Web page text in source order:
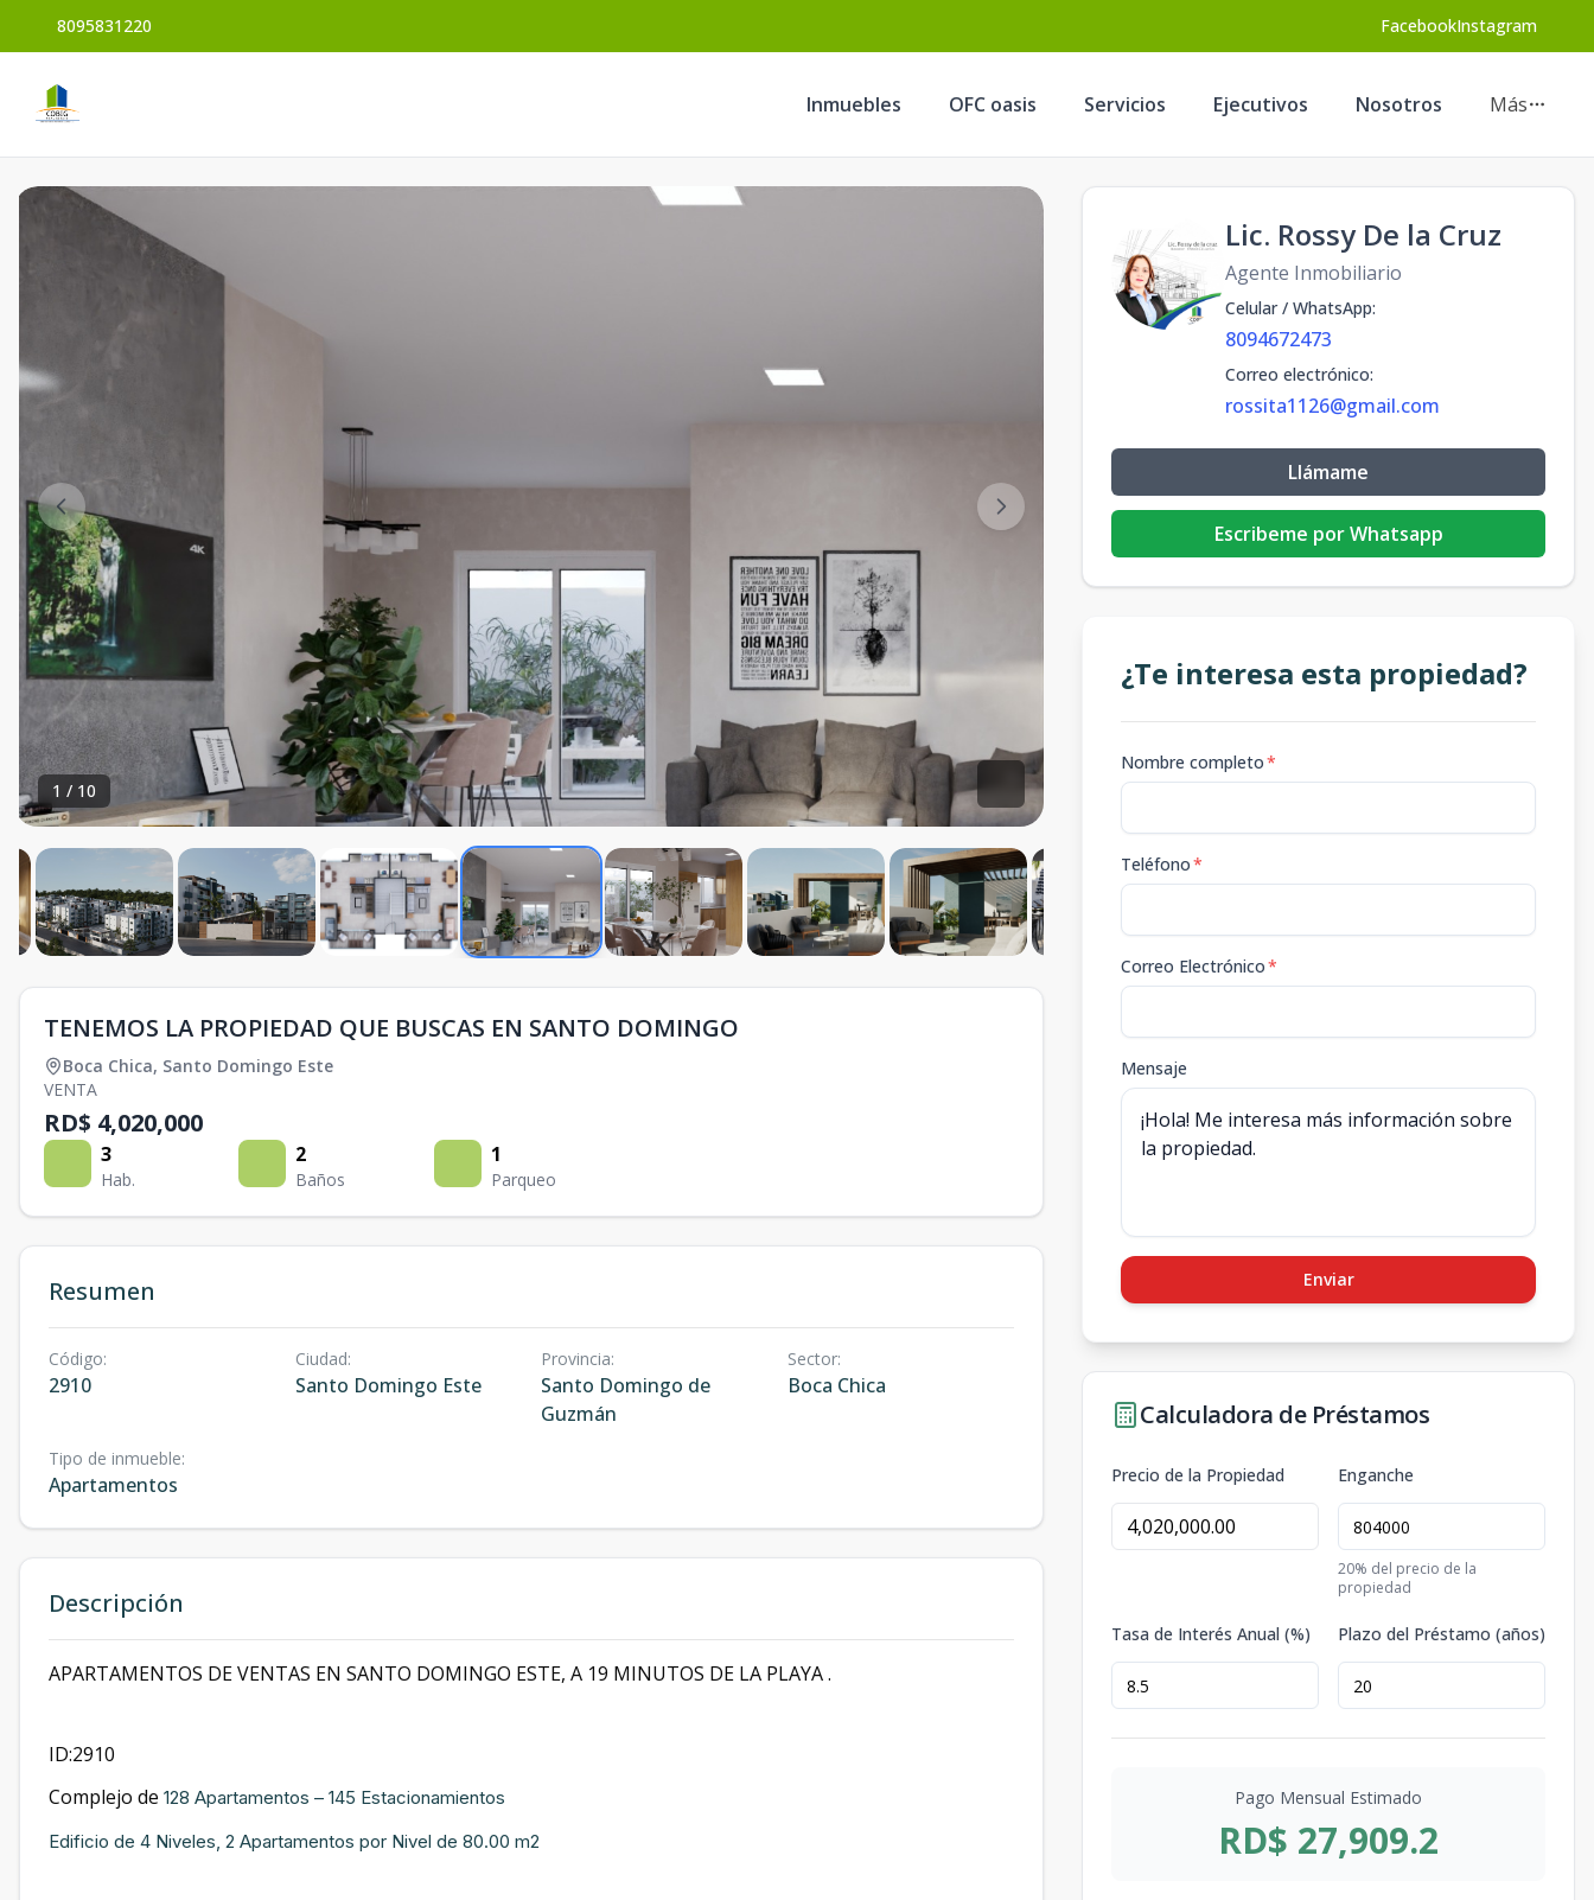
8095831220 FacebookInstagram
Inmuebles OFC oasis Servicios Ejecutivos Nosotros Más
1 / 10
TENEMOS LA PROPIEDAD QUE BUSCAS EN SANTO DOMINGO
Boca Chica, Santo Domingo Este
VENTA
RD$ 4,020,000
3
Hab.
2
Baños
1
Parqueo
Resumen
Código:
2910
Ciudad:
Santo Domingo Este
Provincia:
Santo Domingo de
Guzmán
Sector:
Boca Chica
Tipo de inmueble:
Apartamentos
Descripción
APARTAMENTOS DE VENTAS EN SANTO DOMINGO ESTE, A 19 MINUTOS DE LA PLAYA .
ID:2910
Complejo de 128 Apartamentos – 145 Estacionamientos
Edificio de 4 Niveles, 2 Apartamentos por Nivel de 80.00 m2
Lic. Rossy De la Cruz
Agente Inmobiliario
Celular / WhatsApp:
8094672473
Correo electrónico:
rossita1126@gmail.com
Llámame
Escribeme por Whatsapp
¿Te interesa esta propiedad?
Nombre completo*
Teléfono*
Correo Electrónico*
Mensaje
Enviar
Calculadora de Préstamos
Precio de la Propiedad Enganche
20% del precio de la
propiedad
Tasa de Interés Anual (%) Plazo del Préstamo (años)
Pago Mensual Estimado
RD$ 27,909.2